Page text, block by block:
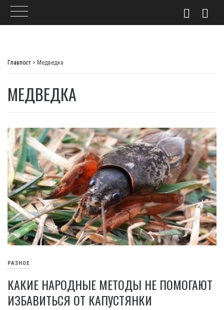
Главпост > Медведка
МЕДВЕДКА
РАЗНОЕ
КАКИЕ НАРОДНЫЕ МЕТОДЫ НЕ ПОМОГАЮТ
ИЗБАВИТЬСЯ ОТ КАПУСТЯНКИ